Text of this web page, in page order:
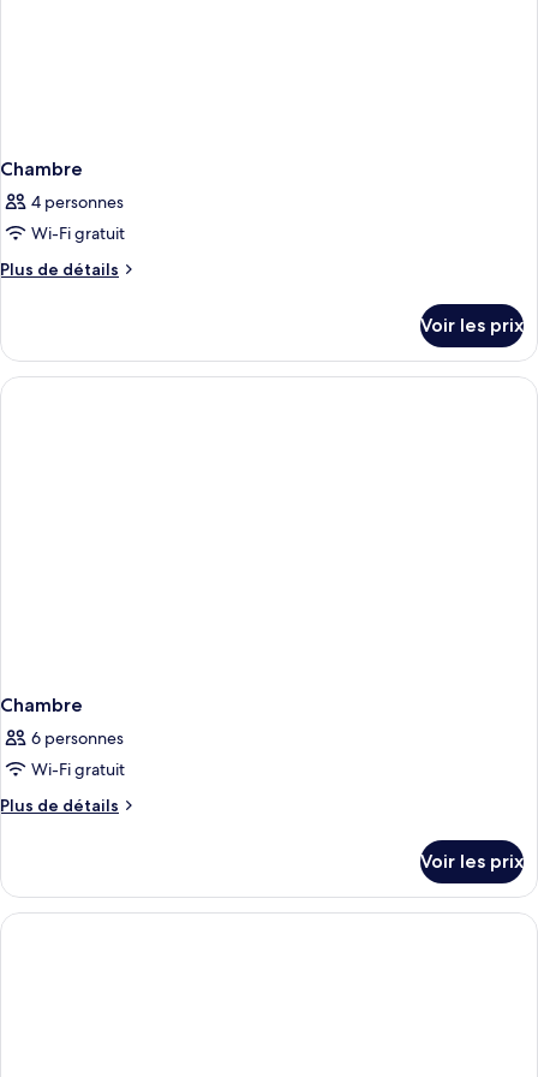
Chambre
4 personnes
Wi-Fi gratuit
Plus de détails
Plus
le
type
de
Voir les prix
Chambre
6 personnes
Wi-Fi gratuit
Plus de détails
Plus
le
type
de
Voir les prix